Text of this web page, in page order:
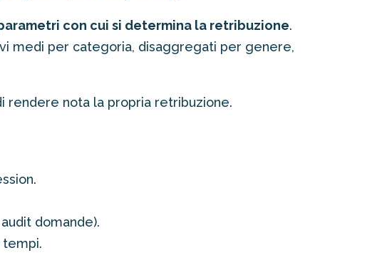
con cui si determina la retribuzione.
medi per categoria, disaggregati per genere,
rendere nota la propria retribuzione.
domande).
tempi.